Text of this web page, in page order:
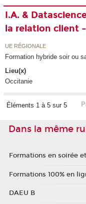
I.A. &
la relation client
UE RÉGIONALE
Formation hybride soir ou
Lieu(x)
Occitanie
Éléments 1 à 5 sur 5
Dans la même
Formations en soirée
Formations 100% en
DAEU B